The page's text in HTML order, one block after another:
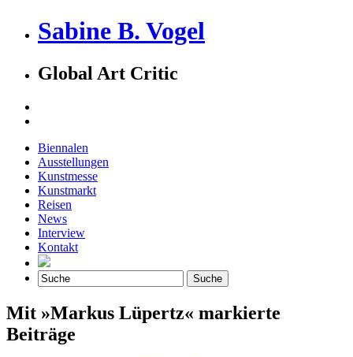
Sabine B. Vogel
Global Art Critic
Biennalen
Ausstellungen
Kunstmesse
Kunstmarkt
Reisen
News
Interview
Kontakt
Mit »Markus Lüpertz« markierte
Beiträge